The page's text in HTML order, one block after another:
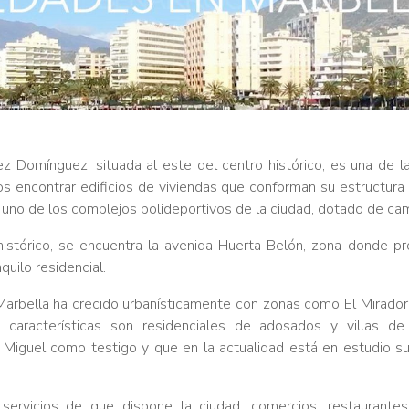
Domínguez, situada al este del centro histórico, es una de
encontrar edificios de viviendas que conforman su
de los complejos polideportivos de la ciudad, dotado de
se encuentra la avenida Huerta Belón, zona donde
residencial.
ha crecido urbanísticamente con zonas como El
características son residenciales de adosados y villas
como testigo y que en la actualidad está en estudio